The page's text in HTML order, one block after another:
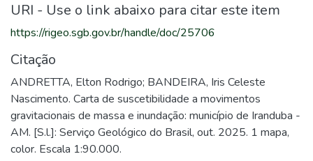
URI - Use o link abaixo para citar este item
https://rigeo.sgb.gov.br/handle/doc/25706
Citação
ANDRETTA, Elton Rodrigo; BANDEIRA, Iris Celeste
Nascimento. Carta de suscetibilidade a movimentos
gravitacionais de massa e inundação: município de Iranduba -
AM. [S.l.]: Serviço Geológico do Brasil, out. 2025. 1 mapa,
color. Escala 1:90.000.